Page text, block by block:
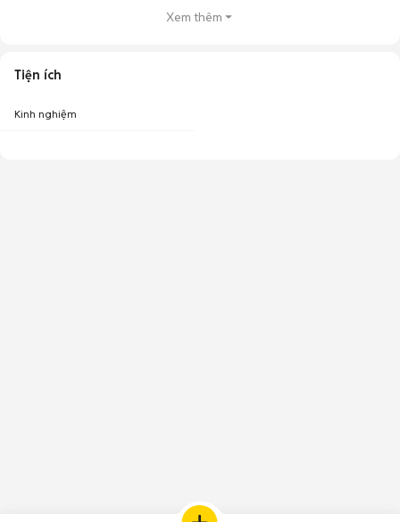
Xem thêm
Tiện ích
Kinh nghiệm